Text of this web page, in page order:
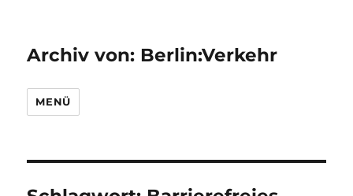
Archiv von: Berlin:Verkehr
MENÜ